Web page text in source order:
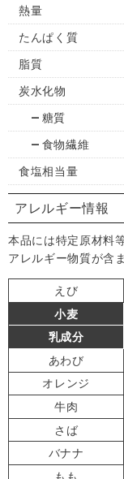
熱量
たんぱく質
脂質
炭水化物
糖質
食物繊維
食塩相当量
アレルギー情報
本品には特定原材料
アレルギー物質が含
えび
小麦
乳成分
あわび
オレンジ
牛肉
さば
バナナ
もも